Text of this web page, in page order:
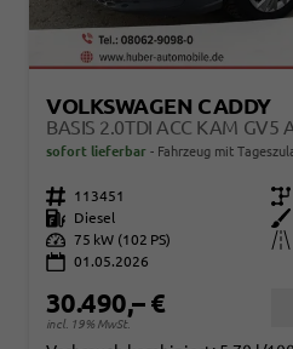
VOLKSWAGEN CADDY
BASIS 2.0TDI ACC KAM GV5
sofort lieferbar Fahrzeug mit
Fahrzeugnr. 113451 Getriebe
Kraftstoff
Diesel Außenfarbe
Leistung 75 kW (102 PS) Kilometerstand
01.05.2026
30.490,– €
incl. 19% MwSt.